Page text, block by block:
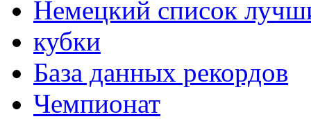
Немецкий список
кубки
База данных рекордов
Чемпионат